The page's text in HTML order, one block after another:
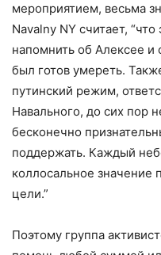
мероприятием, весьма
Navalny NY считает,
напомнить об Алексее и
был готов умереть.
путинский режим,
Навального, до сих пор
бесконечно
поддержать. Каждый
коллосальное
цели.”
Поэтому группа